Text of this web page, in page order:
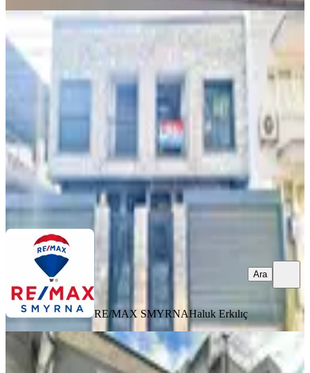
SIFIR BİNA
Buca İnönü Mah.satılık Müstakil
Buca, İnönü Mahallesi
31.07.2026
9.650.000 ₺
RE/MAX SMYRNAHaluk Erkılıç
Ara
RE/MAX SMYRNAHaluk Erkılıç
Ara
BALKONLU
Satılık 2 Katlı Müstakil Yeni Bina